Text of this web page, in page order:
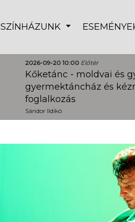
SZÍNHÁZUNK
2026-09-20 10:00 Előtér
Kőketánc - moldvai és
gyermektáncház és
foglalkozás
Sándor Ildikó